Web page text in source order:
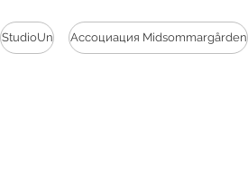
StudioUn Ассоциация Midsommargården